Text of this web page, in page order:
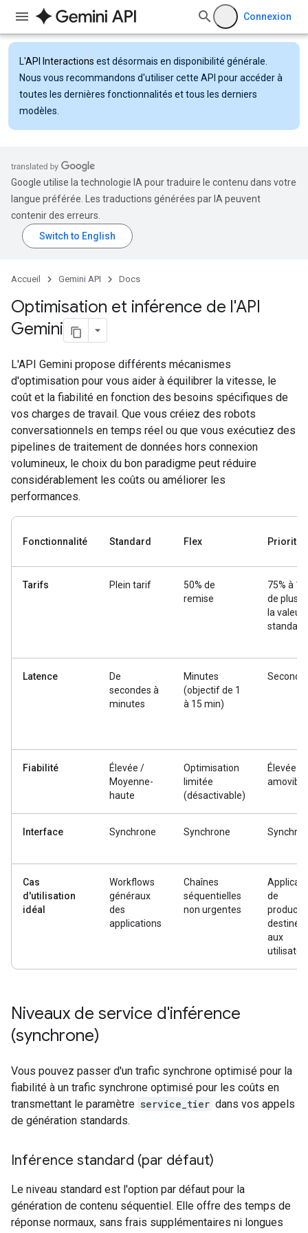
Connexion
L'API Interactions est désormais en disponibilité générale.
Nous vous recommandons d'utiliser cette API pour accéder à
toutes les dernières fonctionnalités et tous les derniers
modèles.
Google utilise la technologie IA pour traduire le contenu dans votre
langue préférée. Les traductions générées par IA peuvent
contenir des erreurs.
Accueil Gemini API Docs
Optimisation et inférence de l'API
Gemini
L'API Gemini propose différents mécanismes
d'optimisation pour vous aider à équilibrer la vitesse, le
coût et la fiabilité en fonction des besoins spécifiques de
vos charges de travail. Que vous créiez des robots
conversationnels en temps réel ou que vous exécutiez des
pipelines de traitement de données hors connexion
volumineux, le choix du bon paradigme peut réduire
considérablement les coûts ou améliorer les
performances.
Fonctionnalité Standard Flex Priorité
Tarifs Plein tarif
50% de
remise
75% à
de plus
la valeur
standard
Latence
De
secondes à
minutes
Minutes
(objectif de 1
à 15 min)
Fiabilité
Élevée /
Moyenne-
haute
Optimisation
limitée
(désactivable)
Élevée
Interface Synchrone Synchrone
Cas
d'utilisation
idéal
Workflows
généraux
des
applications
Chaînes
séquentielles
non urgentes
de
aux
Niveaux de service d'inférence
(synchrone)
Vous pouvez passer d'un trafic synchrone optimisé pour la
fiabilité à un trafic synchrone optimisé pour les coûts en
transmettant le paramètre service_tier dans vos appels
de génération standards.
Inférence standard (par défaut)
Le niveau standard est l'option par défaut pour la
génération de contenu séquentiel. Elle offre des temps de
réponse normaux, sans frais supplémentaires ni longues